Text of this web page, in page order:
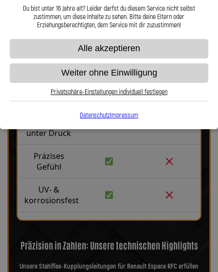
Stahlflex vs. Gummi
Stahlflex
Robust &
langlebig
unter Druck
Präzises
Gefühl
UV- &
korrosionsfest
Präzision in Zahlen: Unsere technischen Highlights
Unsere Stahlflex-Kupplungsleitungen für Renault Espace RFC erfüllen
Du bist unter 16 Jahre alt? Leider darfst du diesem Service nicht selbst
zustimmen, um diese Inhalte zu sehen. Bitte deine Eltern oder
Erziehungsberechtigten, dem Service mit dir zuzustimmen!
Alle akzeptieren
Weiter ohne Einwilligung
Privatsphäre-Einstellungen individuell festlegen
DatenschutzImpressum